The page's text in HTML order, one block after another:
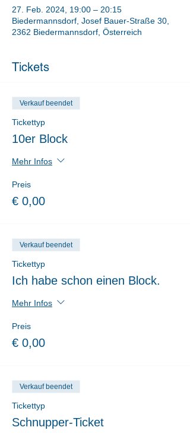
27. Feb. 2024, 19:00 – 20:15
Biedermannsdorf, Josef Bauer-Straße 30,
2362 Biedermannsdorf, Österreich
Tickets
Verkauf beendet
Tickettyp
10er Block
Mehr Infos
Preis
€ 0,00
Verkauf beendet
Tickettyp
Ich habe schon einen Block.
Mehr Infos
Preis
€ 0,00
Verkauf beendet
Tickettyp
Schnupper-Ticket